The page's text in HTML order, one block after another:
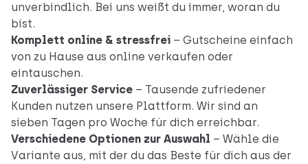
unverbindlich. Bei uns weißt du immer, woran du
bist.
Komplett online & stressfrei – Gutscheine einfach
von zu Hause aus online verkaufen oder
eintauschen.
Zuverlässiger Service – Tausende zufriedener
Kunden nutzen unsere Plattform. Wir sind an
sieben Tagen pro Woche für dich erreichbar.
Verschiedene Optionen zur Auswahl – Wähle die
Variante aus, mit der du das Beste für dich aus der